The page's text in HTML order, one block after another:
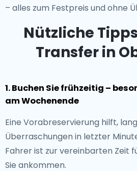
– alles zum Festpreis und ohne
Nützliche
Transfer in
1. Buchen Sie frühzeitig –
am Wochenende
Eine Vorabreservierung hilft,
Überraschungen in letzter
Fahrer ist zur vereinbarten Zeit
Sie ankommen.